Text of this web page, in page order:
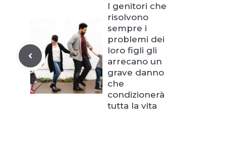
I genitori che
risolvono
sempre i
problemi dei
loro figli gli
arrecano un
grave danno
che
condizionerà
tutta la vita